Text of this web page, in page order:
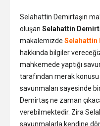
Selahattin Demirtaşın
oluşan Selahattin
makalemizde Selahattin
hakkında bilgiler
mahkemede yaptığı
tarafından merak
savunmaları sayesinde
Demirtaş ne zaman
verebilmektedir. Zira
savunmalarla kendine